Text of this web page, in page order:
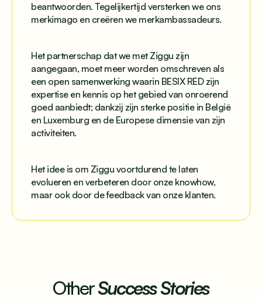
beantwoorden. Tegelijkertijd versterken we ons
merkimago en creëren we merkambassadeurs.
Het partnerschap dat we met Ziggu zijn
aangegaan, moet meer worden omschreven als
een open samenwerking waarin BESIX RED zijn
expertise en kennis op het gebied van onroerend
goed aanbiedt; dankzij zijn sterke positie in België
en Luxemburg en de Europese dimensie van zijn
activiteiten.
Het idee is om Ziggu voortdurend te laten
evolueren en verbeteren door onze knowhow,
maar ook door de feedback van onze klanten.
OtherSuccess Stories